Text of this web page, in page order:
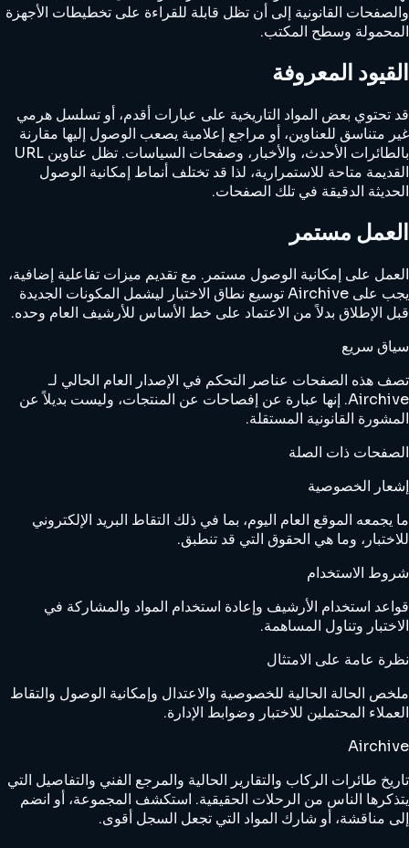
والصفحات القانونية إلى أن تظل قابلة للقراءة على تخطيطات الأجهزة
المحمولة وسطح المكتب.
القيود المعروفة
قد تحتوي بعض المواد التاريخية على عبارات أقدم، أو تسلسل هرمي
غير متناسق للعناوين، أو مراجع إعلامية يصعب الوصول إليها مقارنة
بالطائرات الأحدث، والأخبار، وصفحات السياسات. تظل عناوين URL
القديمة متاحة للاستمرارية، لذا قد تختلف أنماط إمكانية الوصول
الحديثة الدقيقة في تلك الصفحات.
العمل مستمر
العمل على إمكانية الوصول مستمر. مع تقديم ميزات تفاعلية إضافية،
يجب على Airchive توسيع نطاق الاختبار ليشمل المكونات الجديدة
قبل الإطلاق بدلاً من الاعتماد على خط الأساس للأرشيف العام وحده.
سياق سريع
تصف هذه الصفحات عناصر التحكم في الإصدار العام الحالي لـ
Airchive. إنها عبارة عن إفصاحات عن المنتجات، وليست بديلاً عن
المشورة القانونية المستقلة.
الصفحات ذات الصلة
إشعار الخصوصية
ما يجمعه الموقع العام اليوم، بما في ذلك التقاط البريد الإلكتروني
للاختبار، وما هي الحقوق التي قد تنطبق.
شروط الاستخدام
قواعد استخدام الأرشيف وإعادة استخدام المواد والمشاركة في
الاختبار وتناول المساهمة.
نظرة عامة على الامتثال
ملخص الحالة الحالية للخصوصية والاعتدال وإمكانية الوصول والتقاط
العملاء المحتملين للاختبار وضوابط الإدارة.
Airchive
تاريخ طائرات الركاب والتقارير الحالية والمرجع الفني والتفاصيل التي
يتذكرها الناس من الرحلات الحقيقية. استكشف المجموعة، أو انضم
إلى مناقشة، أو شارك المواد التي تجعل السجل أقوى.